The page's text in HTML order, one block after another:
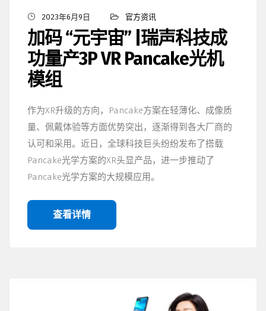
2023年6月9日 官方资讯
加码 “元宇宙” |瑞声科技成
功量产3P VR Pancake光机
模组
作为XR升级的方向，Pancake方案在轻薄化、成像质
量、佩戴体验等方面优势突出，逐渐得到各大厂商的
认可和采用。近日，全球科技巨头纷纷发布了搭载
Pancake光学方案的XR头显产品，进一步推动了
Pancake光学方案的大规模应用。
查看详情